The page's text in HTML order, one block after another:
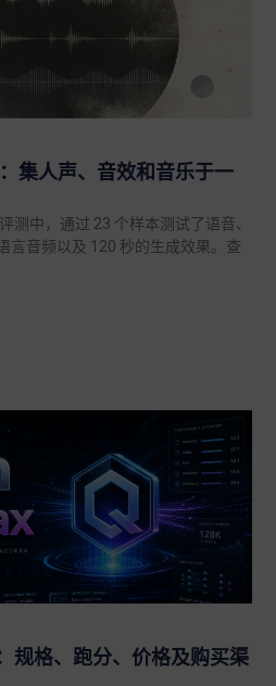
集人声、音效和音乐于一
测中，通过 23 个样本测试了语音、
言音频以及 120 秒的生成效果。查
格、跑分、价格及购买渠